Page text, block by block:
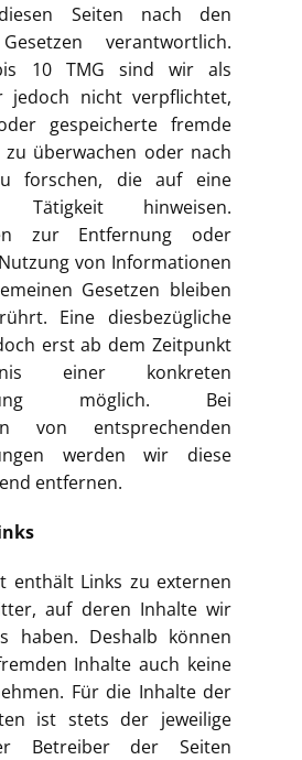
Seiten nach den
verantwortlich.
10 TMG sind wir als
jedoch nicht verpflichtet,
gespeicherte fremde
überwachen oder nach
forschen, die auf eine
Tätigkeit hinweisen.
zur Entfernung oder
von Informationen
Gesetzen bleiben
Eine diesbezügliche
erst ab dem Zeitpunkt
einer konkreten
möglich. Bei
von entsprechenden
werden wir diese
entfernen.
enthält Links zu externen
auf deren Inhalte wir
haben. Deshalb können
Inhalte auch keine
Für die Inhalte der
ist stets der jeweilige
Betreiber der Seiten